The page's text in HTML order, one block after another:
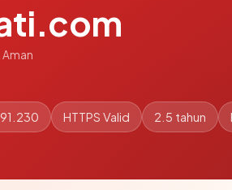
HTTPS Valid 2.5 tahun